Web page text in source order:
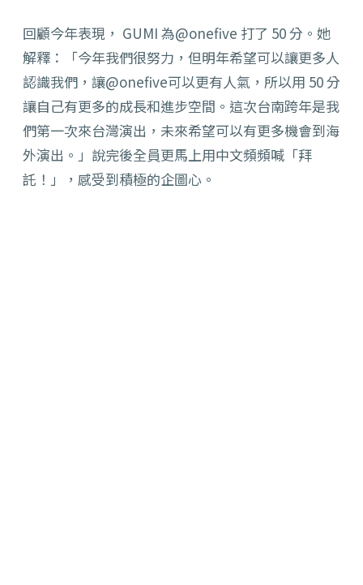
回顧今年表現， GUMI 為@onefive 打了 50 分。她
解釋：「今年我們很努力，但明年希望可以讓更多人
認識我們，讓@onefive可以更有人氣，所以用 50 分
讓自己有更多的成長和進步空間。這次台南跨年是我
們第一次來台灣演出，未來希望可以有更多機會到海
外演出。」說完後全員更馬上用中文頻頻喊「拜
託！」，感受到積極的企圖心。